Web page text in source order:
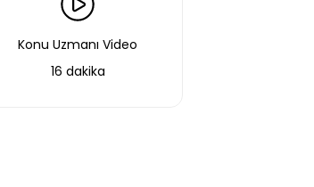
Konu Uzmanı Video
16 dakika